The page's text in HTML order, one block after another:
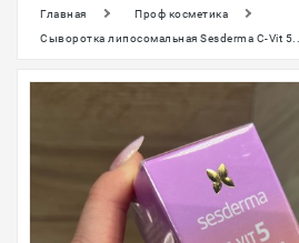
Для
наращивания и
ресниц
Главная
Проф косметика
Сыворотка липосомальная Sesderma C-Vit 5...